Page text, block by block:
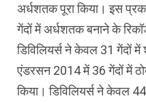
अर्धशतक पूरा किया। इस
गेंदों में अर्धशतक बनाने के
डिविलियर्स ने केवल 31 गेंदों में
एंडरसन 2014 में 36 गेंदों में
किया। डिविलियर्स ने केवल